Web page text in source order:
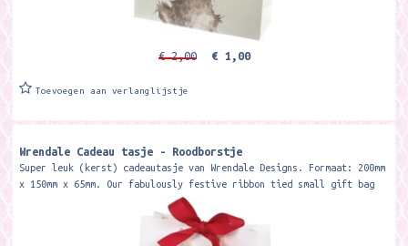
€ 2,00 € 1,00
Toevoegen aan verlanglijstje
Wrendale Cadeau tasje - Roodborstje
Super leuk (kerst) cadeautasje van Wrendale Designs. Formaat: 200mm
x 150mm x 65mm. Our fabulously festive ribbon tied small gift bag